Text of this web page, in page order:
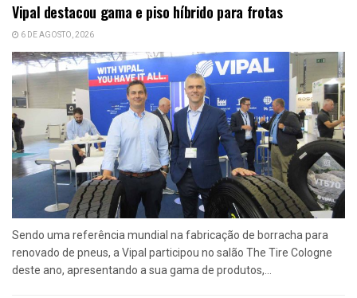
Vipal destacou gama e piso híbrido para frotas
6 DE AGOSTO, 2026
Sendo uma referência mundial na fabricação de borracha para
renovado de pneus, a Vipal participou no salão The Tire Cologne
deste ano, apresentando a sua gama de produtos,...